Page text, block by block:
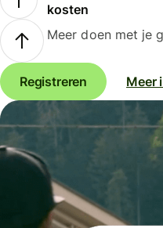
kosten
Meer doen met je
Registreren Meer